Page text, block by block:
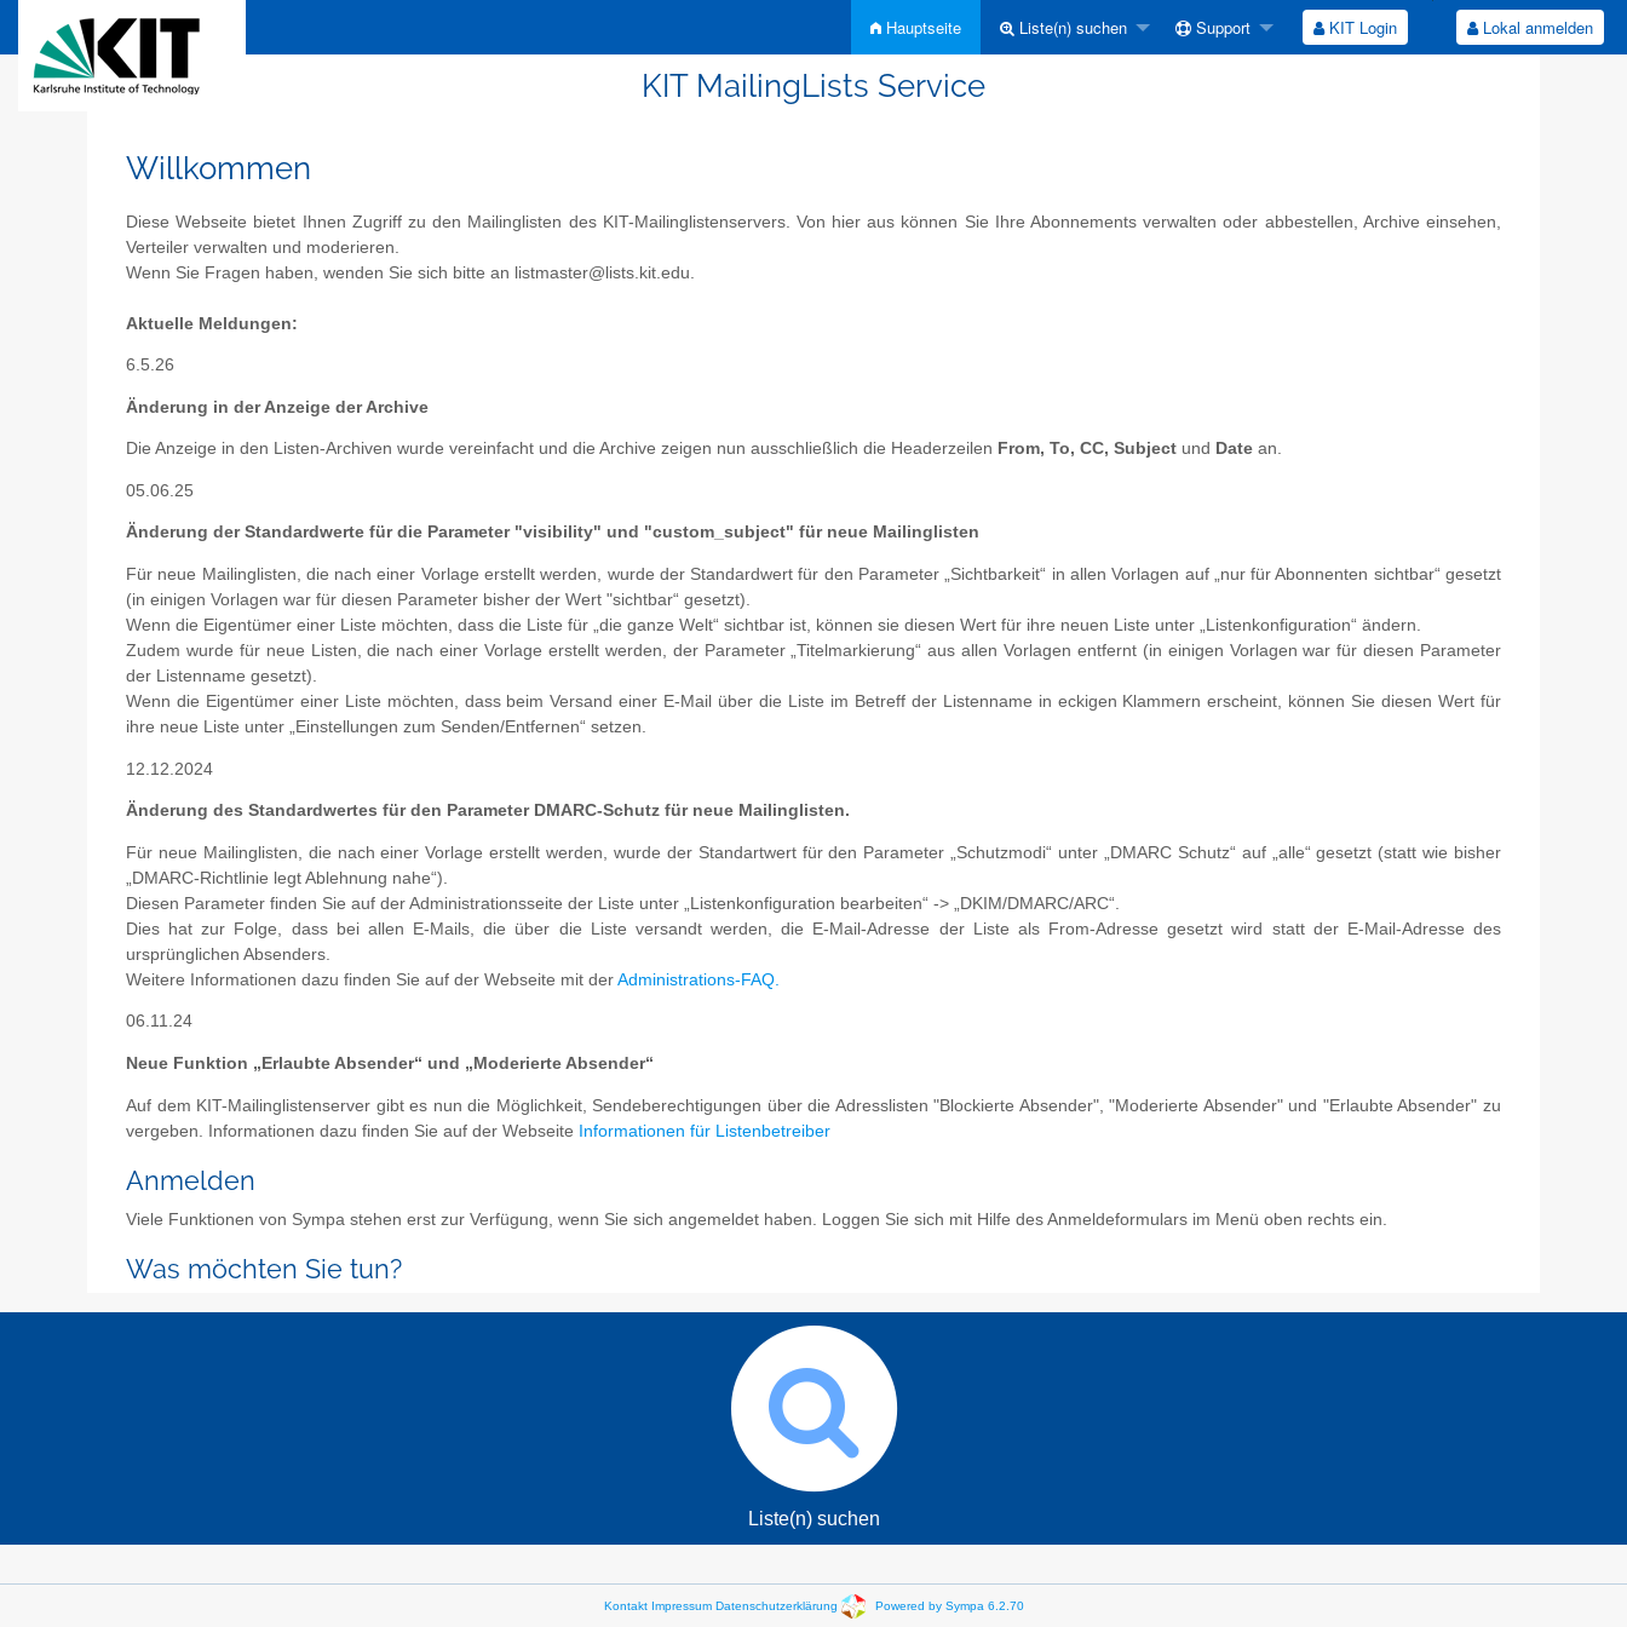
Hauptseite Liste(n) suchen Support KIT Login Lokal anmelden
KIT MailingLists Service
Willkommen
Diese Webseite bietet Ihnen Zugriff zu den Mailinglisten des KIT-Mailinglistenservers. Von hier aus können Sie Ihre Abonnements verwalten oder abbestellen, Archive einsehen,
Verteiler verwalten und moderieren.
Wenn Sie Fragen haben, wenden Sie sich bitte an listmaster@lists.kit.edu.
Aktuelle Meldungen:
6.5.26
Änderung in der Anzeige der Archive
Die Anzeige in den Listen-Archiven wurde vereinfacht und die Archive zeigen nun ausschließlich die Headerzeilen From, To, CC, Subject und Date an.
05.06.25
Änderung der Standardwerte für die Parameter "visibility" und "custom_subject" für neue Mailinglisten
Für neue Mailinglisten, die nach einer Vorlage erstellt werden, wurde der Standardwert für den Parameter „Sichtbarkeit“ in allen Vorlagen auf „nur für Abonnenten sichtbar“ gesetzt
(in einigen Vorlagen war für diesen Parameter bisher der Wert "sichtbar“ gesetzt).
Wenn die Eigentümer einer Liste möchten, dass die Liste für „die ganze Welt“ sichtbar ist, können sie diesen Wert für ihre neuen Liste unter „Listenkonfiguration“ ändern.
Zudem wurde für neue Listen, die nach einer Vorlage erstellt werden, der Parameter „Titelmarkierung“ aus allen Vorlagen entfernt (in einigen Vorlagen war für diesen Parameter
der Listenname gesetzt).
Wenn die Eigentümer einer Liste möchten, dass beim Versand einer E-Mail über die Liste im Betreff der Listenname in eckigen Klammern erscheint, können Sie diesen Wert für
ihre neue Liste unter „Einstellungen zum Senden/Entfernen“ setzen.
12.12.2024
Änderung des Standardwertes für den Parameter DMARC-Schutz für neue Mailinglisten.
Für neue Mailinglisten, die nach einer Vorlage erstellt werden, wurde der Standartwert für den Parameter „Schutzmodi“ unter „DMARC Schutz“ auf „alle“ gesetzt (statt wie bisher
„DMARC-Richtlinie legt Ablehnung nahe“).
Diesen Parameter finden Sie auf der Administrationsseite der Liste unter „Listenkonfiguration bearbeiten“ -> „DKIM/DMARC/ARC“.
Dies hat zur Folge, dass bei allen E-Mails, die über die Liste versandt werden, die E-Mail-Adresse der Liste als From-Adresse gesetzt wird statt der E-Mail-Adresse des
ursprünglichen Absenders.
Weitere Informationen dazu finden Sie auf der Webseite mit der Administrations-FAQ.
06.11.24
Neue Funktion „Erlaubte Absender“ und „Moderierte Absender“
Auf dem KIT-Mailinglistenserver gibt es nun die Möglichkeit, Sendeberechtigungen über die Adresslisten "Blockierte Absender", "Moderierte Absender" und "Erlaubte Absender" zu
vergeben. Informationen dazu finden Sie auf der Webseite Informationen für Listenbetreiber
Anmelden
Viele Funktionen von Sympa stehen erst zur Verfügung, wenn Sie sich angemeldet haben. Loggen Sie sich mit Hilfe des Anmeldeformulars im Menü oben rechts ein.
Was möchten Sie tun?
Liste(n) suchen
Kontakt Impressum Datenschutzerklärung Powered by Sympa 6.2.70